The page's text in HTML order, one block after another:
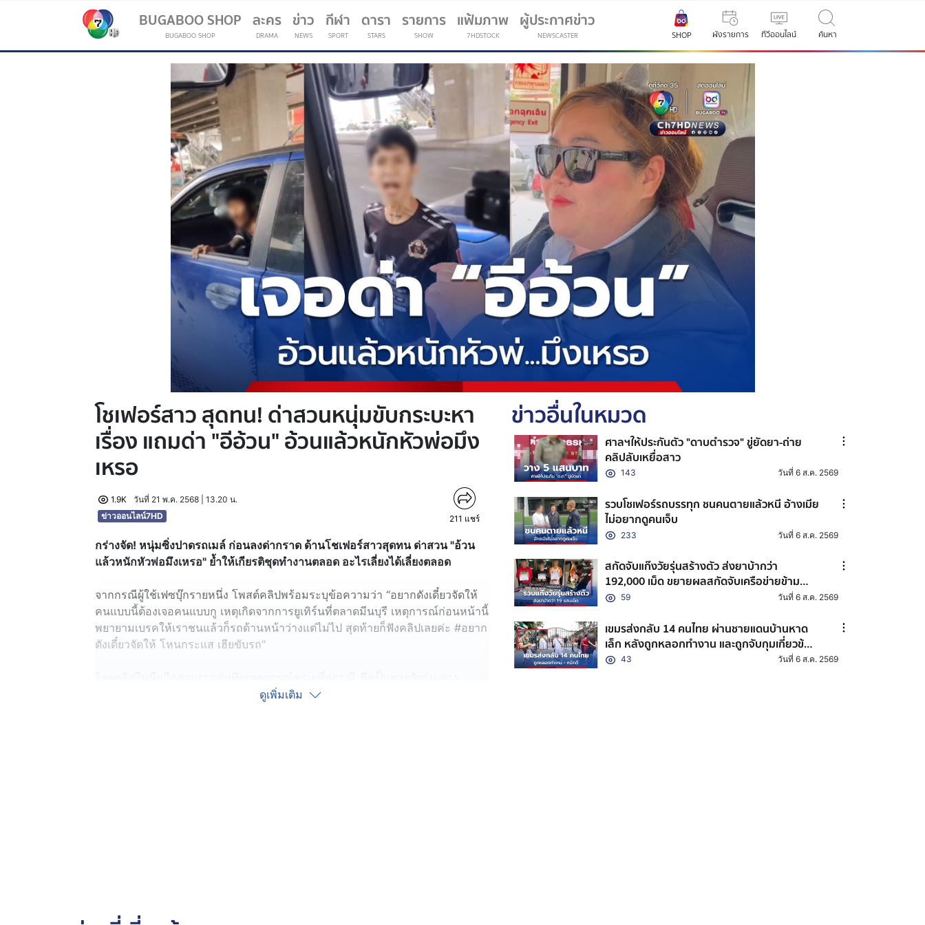
BUGABOO SHOP
BUGABOO SHOP
ละคร
DRAMA
ข่าว
NEWS
กีฬา
SPORT
(current)
ดารา
STARS
รายการ
SHOW
แฟ้มภาพ
7HDSTOCK
ผู้ประกาศข่าว
NEWSCASTER SHOP ผังรายการ ทีวีออนไลน์ ค้นหา
โชเฟอร์สาว สุดทน! ด่าสวนหนุ่มขับกระบะหา
เรื่อง แถมด่า "อีอ้วน" อ้วนแล้วหนักหัวพ่อมึง
เหรอ
1.9K
วันที่ 21 พ.ค. 2568 | 13.20 น.
ข่าวออนไลน์7HD
211 แชร์
กร่างจัด! หนุ่มซิ่งปาดรถเมล์ ก่อนลงด่ากราด ด้านโชเฟอร์สาวสุดทน ด่าสวน "อ้วน
แล้วหนักหัวพ่อมึงเหรอ" ย้ำให้เกียรติชุดทำงานตลอด อะไรเลี่ยงได้เลี่ยงตลอด
จากกรณีผู้ใช้เฟซบุ๊กรายหนึ่ง โพสต์คลิปพร้อมระบุข้อความว่า “อยากดังเดี๋ยวจัดให้
คนแบบนี้ต้องเจอคนแบบกู เหตุเกิดจากการยูเทิร์นที่ตลาดมีนบุรี เหตุการณ์ก่อนหน้านี้
พยายามเบรคให้เราชนแล้วก็รถด้านหน้าว่างแต่ไม่ไป สุดท้ายก็ฟังคลิปเลยค่ะ #อยาก
ดังเดี๋ยวจัดให้ โหนกระแส เฮียขับรถ“
ประมาณ 30 ปี สวมเสื้อยืดสีดำ ใส่กางเกงขาสั้นสีเขียว ขับขี่รถกระบะ ยี่ห้อฟอร์ด
ดูเพิ่มเติม
ข่าวอื่นในหมวด
ศาลฯให้ประกันตัว "ดาบตำรวจ" ขู่ยัดยา-ถ่าย
คลิปลับเหยื่อสาว
143 วันที่ 6 ส.ค. 2569
รวบโชเฟอร์รถบรรทุก ชนคนตายแล้วหนี อ้างเมีย
ไม่อยากดูคนเจ็บ
233 วันที่ 6 ส.ค. 2569
สกัดจับแก๊งวัยรุ่นสร้างตัว ส่งยาบ้ากว่า
192,000 เม็ด ขยายผลสกัดจับเครือข่ายข้าม
จังหวัด
59 วันที่ 6 ส.ค. 2569
เขมรส่งกลับ 14 คนไทย ผ่านชายแดนบ้านหาด
เล็ก หลังถูกหลอกทำงาน และถูกจับกุมเกี่ยวข้อง
กับอาชญากรรมออนไลน์
43 วันที่ 6 ส.ค. 2569